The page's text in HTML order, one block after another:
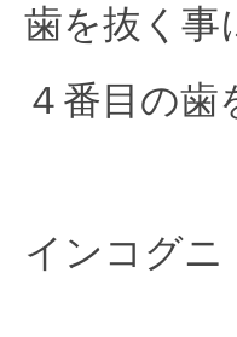
歯を抜く事
４番目の歯
インコグ